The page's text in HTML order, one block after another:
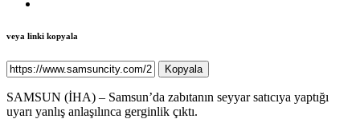
veya linki kopyala
Kopyala
SAMSUN (İHA) – Samsun’da zabıtanın seyyar satıcıya yaptığı
uyarı yanlış anlaşılınca gerginlik çıktı.